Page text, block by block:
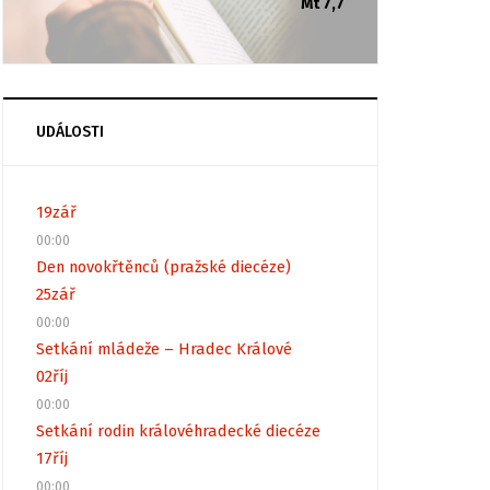
Mt 7,7
UDÁLOSTI
19zář
00:00
Den novokřtěnců (pražské diecéze)
25zář
00:00
Setkání mládeže – Hradec Králové
02říj
00:00
Setkání rodin královéhradecké diecéze
17říj
00:00